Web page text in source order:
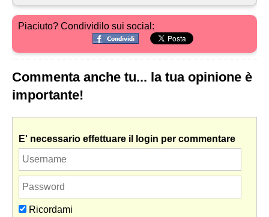
Piaciuto? Condividilo sui social:
Commenta anche tu... la tua opinione è
importante!
E' necessario effettuare il login per commentare
Ricordami